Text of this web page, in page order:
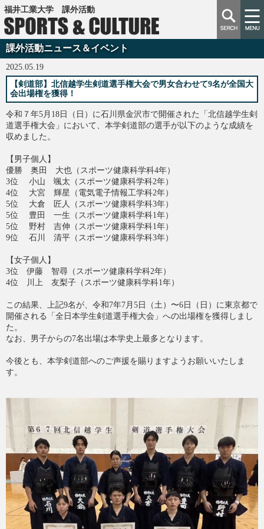
福井工業大学 課外活動
課外活動ニュース＆イベント
2025.05.19
【剣道部】北信越学生剣道選手権大会で男女合わせて9名が全国大
会出場権を獲得！
令和７年5月18日（日）に石川県金沢市で開催された「北信越学生剣
道選手権大会」において、本学剣道部の選手が以下のような成績を
収めました。
【男子個人】
優勝 奥田 大也（スポーツ健康科学科4年）
3位 小山 颯太（スポーツ健康科学科2年）
4位 大宮 輝星（電気電子情報工学科2年）
5位 大倉 匠人（スポーツ健康科学科3年）
5位 豊田 一生（スポーツ健康科学科1年）
5位 野村 吉伸（スポーツ健康科学科1年）
9位 石川 清平（スポーツ健康科学科3年）
【女子個人】
3位 伊藤 智尋（スポーツ健康科学科2年）
4位 川上 友梨子（スポーツ健康科学科1年）
この結果、上記9名が、令和7年7月5日（土）〜6日（日）に東京都で
開催される「全日本学生剣道選手権大会」への出場権を獲得しまし
た。
なお、男子からの7名出場は本学史上最多となります。
今後とも、本学剣道部へのご声援を賜りますようお願いいたしま
す。